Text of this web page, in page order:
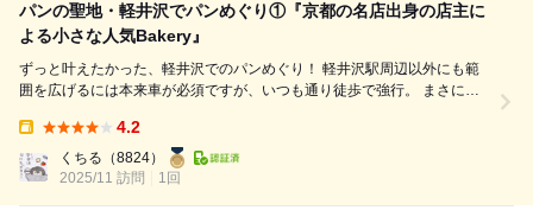
パンの聖地・軽井沢でパンめぐり①『京都の名店出身の店主に
よる小さな人気Bakery』
ずっと叶えたかった、軽井沢でのパンめぐり！ 軽井沢駅周辺以外にも範
囲を広げるには本来車が必須ですが、いつも通り徒歩で強行。 まさに最
ープンした人気ベーカリー。 近くにはバスも通っていないので、行くに
は車は...
4.2
くちる （8824）
2025/11 訪問
1回